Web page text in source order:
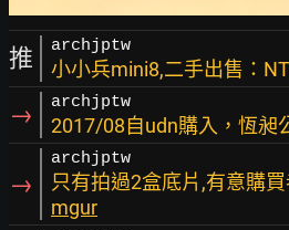
推 archjptw
小小兵mini8,二手出售：
→ archjptw
2017/08自udn購入，恆昶
→
archjptw
只有拍過2盒底片,有意購買
mgur